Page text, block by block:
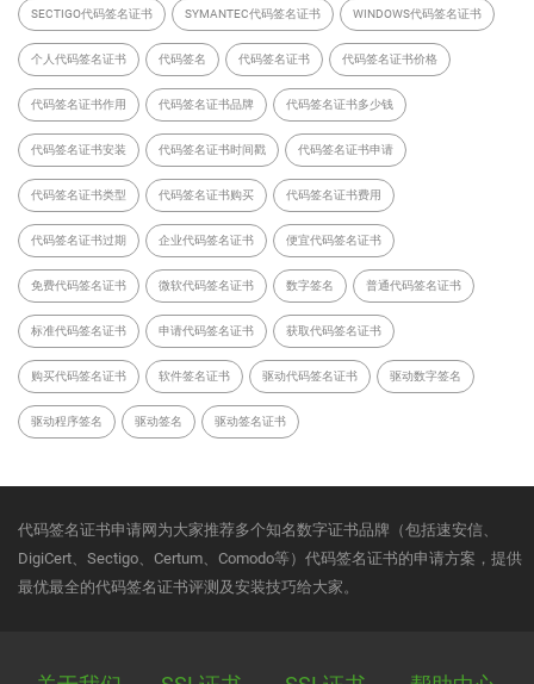
SECTIGO代码签名证书 SYMANTEC代码签名证书 WINDOWS代码签名证书
个人代码签名证书 代码签名 代码签名证书 代码签名证书价格
代码签名证书作用 代码签名证书品牌 代码签名证书多少钱
代码签名证书安装 代码签名证书时间戳 代码签名证书申请
代码签名证书类型 代码签名证书购买 代码签名证书费用
代码签名证书过期 企业代码签名证书 便宜代码签名证书
免费代码签名证书 微软代码签名证书 数字签名 普通代码签名证书
标准代码签名证书 申请代码签名证书 获取代码签名证书
购买代码签名证书 软件签名证书 驱动代码签名证书 驱动数字签名
驱动程序签名 驱动签名 驱动签名证书
代码签名证书申请网为大家推荐多个知名数字证书品牌（包括速安信、
DigiCert、Sectigo、Certum、Comodo等）代码签名证书的申请方案，提供
最优最全的代码签名证书评测及安装技巧给大家。